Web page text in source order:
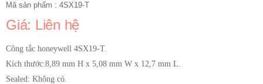
Mã sản phẩm : 4SX19-T
Giá: Liên hệ
Công tắc honeywell 4SX19-T.
Kích thước:8,89 mm H x 5,08 mm W x 12,7 mm L.
Sealed: Không có.